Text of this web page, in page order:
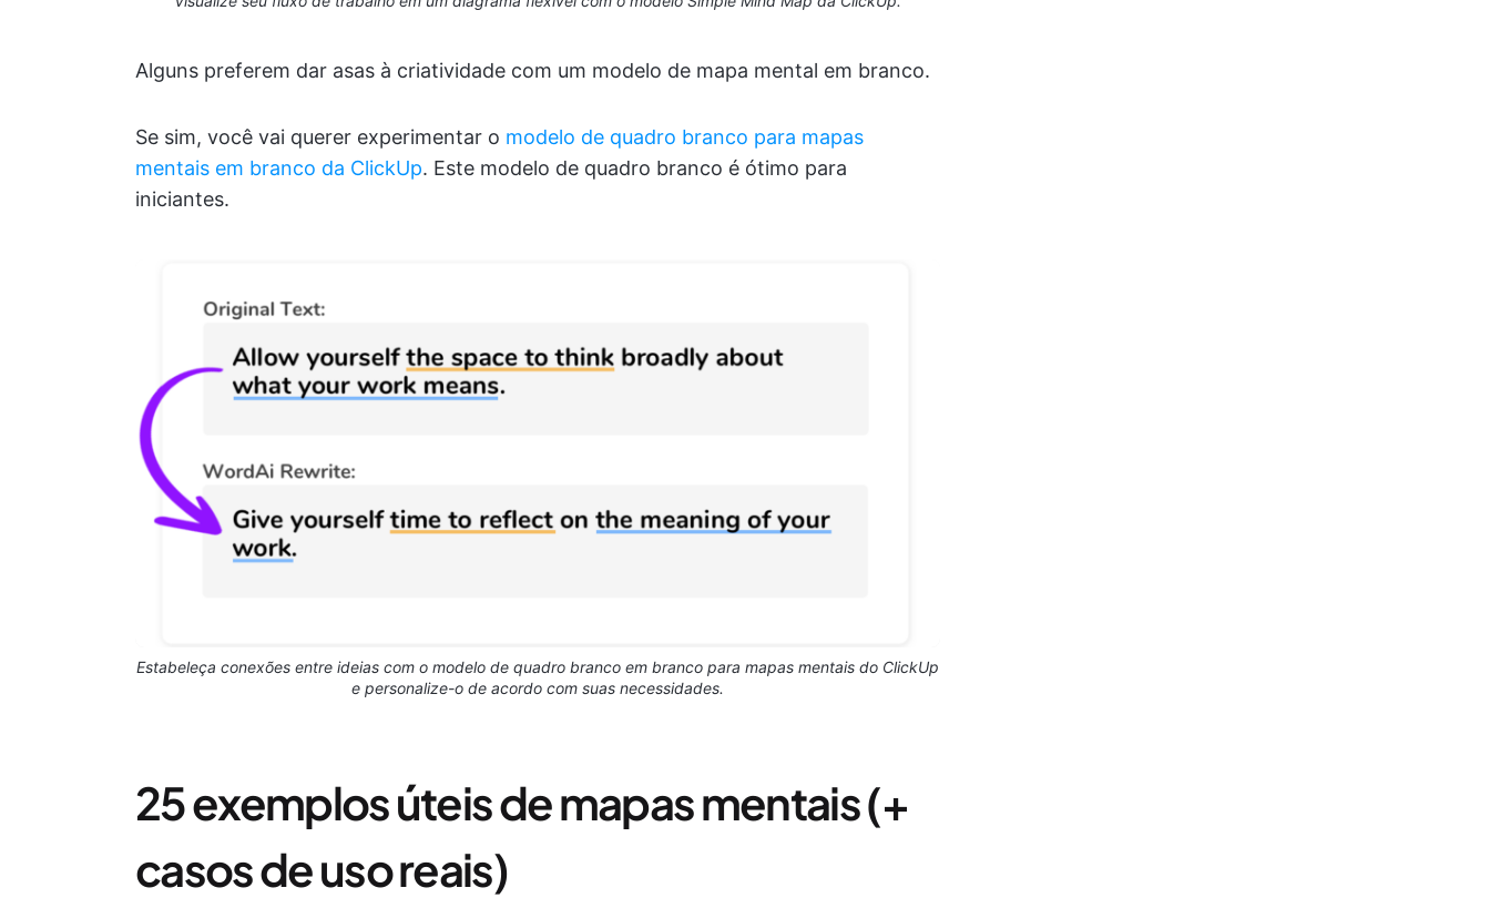
Alguns preferem dar asas à criatividade com um modelo de mapa mental em branco.
Se sim, você vai querer experimentar o modelo de quadro branco para mapas
mentais em branco da ClickUp. Este modelo de quadro branco é ótimo para
iniciantes.
Estabeleça conexões entre ideias com o modelo de quadro branco em branco para mapas mentais do ClickUp
e personalize-o de acordo com suas necessidades.
25 exemplos úteis de mapas mentais (+
casos de uso reais)